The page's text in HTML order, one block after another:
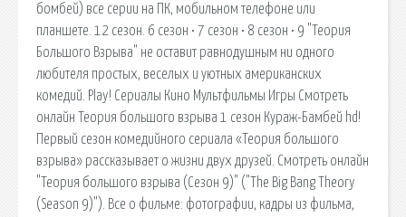
бомбей) все серии на ПК, мобильном телефоне или
планшете. 12 сезон. 6 сезон • 7 сезон • 8 сезон • 9 "Теория
Большого Взрыва" не оставит равнодушным ни одного
любителя простых, веселых и уютных американских
комедий. Play! Сериалы Кино Мультфильмы Игры Смотреть
онлайн Теория большого взрыва 1 сезон Кураж-Бамбей hd!
Первый сезон комедийного сериала «Теория большого
взрыва» рассказывает о жизни двух друзей. Смотреть онлайн
"Теория большого взрыва (Сезон 9)" ("The Big Bang Theory
(Season 9)"). Все о фильме: фотографии, кадры из фильма,